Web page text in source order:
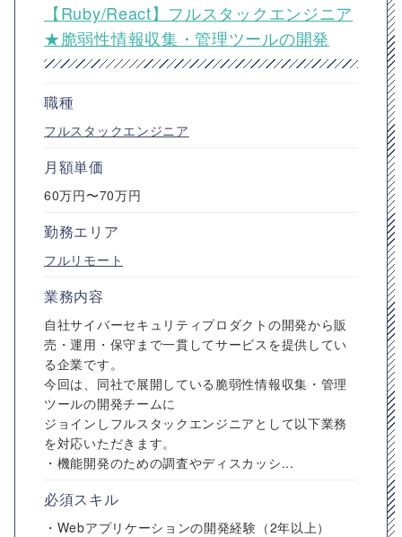
【Ruby/React】フルスタックエンジニア
★脆弱性情報収集・管理ツールの開発
職種
フルスタックエンジニア
月額単価
60万円〜70万円
勤務エリア
フルリモート
業務内容
自社サイバーセキュリティプロダクトの開発から販
売・運用・保守まで一貫してサービスを提供してい
る企業です。
今回は、同社で展開している脆弱性情報収集・管理
ツールの開発チームに
ジョインしフルスタックエンジニアとして以下業務
を対応いただきます。
・機能開発のための調査やディスカッシ...
必須スキル
・Webアプリケーションの開発経験（2年以上）